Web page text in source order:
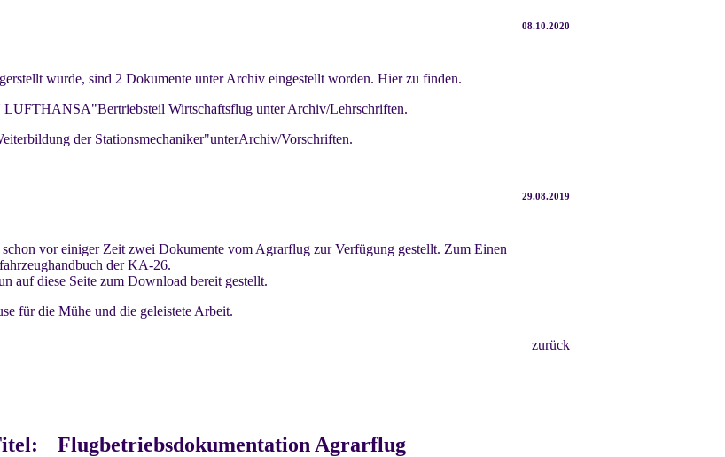
08.10.2020
wurde, sind 2 Dokumente unter Archiv eingestellt worden. Hier zu finden.
Wirtschaftsflug unter Archiv/Lehrschriften.
der Stationsmechaniker"unterArchiv/Vorschriften.
29.08.2019
vor einiger Zeit zwei Dokumente vom Agrarflug zur Verfügung gestellt. Zum Einen
der KA-26.
auf diese Seite zum Download bereit gestellt.
für die Mühe und die geleistete Arbeit.
zurück
: Flugbetriebsdokumentation Agrarflug